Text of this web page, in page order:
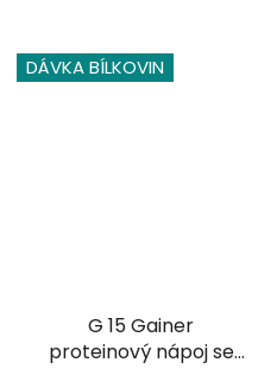
DÁVKA BÍLKOVIN
G 15 Gainer
proteinový nápoj se